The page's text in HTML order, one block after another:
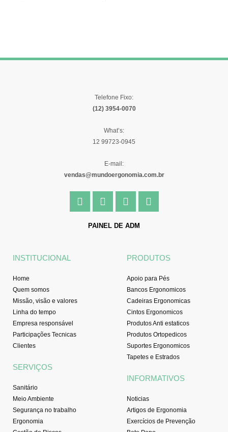
Telefone Fixo:
(12) 3954-0070
What’s:
12 99723-0945
E-mail:
vendas@mundoergonomia.com.br
F
a
I
n
t
Y
o
t
e
L
i
i
PAINEL DE ADM
INSTITUCIONAL
Home
Quem somos
Missão, visão e valores
Linha do tempo
Empresa responsável
Participações Tecnicas
Clientes
SERVIÇOS
Sanitário
Meio Ambiente
Segurança no trabalho
Ergonomia
PRODUTOS
Apoio para Pés
Bancos Ergonomicos
Cadeiras Ergonomicas
Cintos Ergonomicos
Produtos Anti estaticos
Produtos Ortopedicos
Suportes Ergonomicos
Tapetes e Estrados
INFORMATIVOS
Noticias
Artigos de Ergonomia
Exercícios de Prevenção